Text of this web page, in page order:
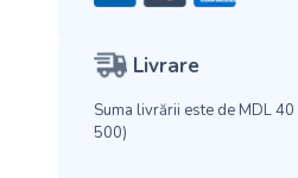
Livrare
Suma livrării este de MDL 40
500)